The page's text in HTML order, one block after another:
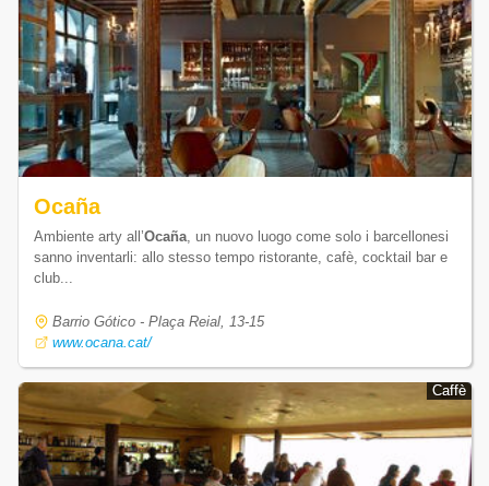
Ocaña
Ambiente arty all’Ocaña, un nuovo luogo come solo i barcellonesi
sanno inventarli: allo stesso tempo ristorante, cafè, cocktail bar e
club...
Barrio Gótico - Plaça Reial, 13-15
www.ocana.cat/
Caffè
Caffè